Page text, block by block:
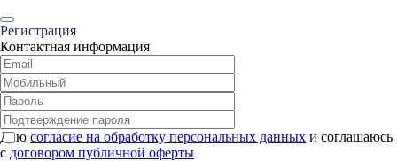
Регистрация
Контактная информация
Даю согласие на обработку персональных данных и соглашаюсь
с договором публичной оферты